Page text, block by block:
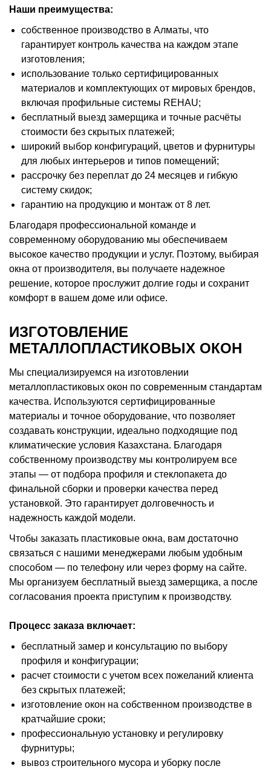
Наши преимущества:
собственное производство в Алматы, что
гарантирует контроль качества на каждом этапе
изготовления;
использование только сертифицированных
материалов и комплектующих от мировых брендов,
включая профильные системы REHAU;
бесплатный выезд замерщика и точные расчёты
стоимости без скрытых платежей;
широкий выбор конфигураций, цветов и фурнитуры
для любых интерьеров и типов помещений;
рассрочку без переплат до 24 месяцев и гибкую
систему скидок;
гарантию на продукцию и монтаж от 8 лет.
Благодаря профессиональной команде и
современному оборудованию мы обеспечиваем
высокое качество продукции и услуг. Поэтому, выбирая
окна от производителя, вы получаете надежное
решение, которое прослужит долгие годы и сохранит
комфорт в вашем доме или офисе.
ИЗГОТОВЛЕНИЕ
МЕТАЛЛОПЛАСТИКОВЫХ ОКОН
Мы специализируемся на изготовлении
металлопластиковых окон по современным стандартам
качества. Используются сертифицированные
материалы и точное оборудование, что позволяет
создавать конструкции, идеально подходящие под
климатические условия Казахстана. Благодаря
собственному производству мы контролируем все
этапы — от подбора профиля и стеклопакета до
финальной сборки и проверки качества перед
установкой. Это гарантирует долговечность и
надежность каждой модели.
Чтобы заказать пластиковые окна, вам достаточно
связаться с нашими менеджерами любым удобным
способом — по телефону или через форму на сайте.
Мы организуем бесплатный выезд замерщика, а после
согласования проекта приступим к производству.
Процесс заказа включает:
бесплатный замер и консультацию по выбору
профиля и конфигурации;
расчет стоимости с учетом всех пожеланий клиента
без скрытых платежей;
изготовление окон на собственном производстве в
кратчайшие сроки;
профессиональную установку и регулировку
фурнитуры;
вывоз строительного мусора и уборку после